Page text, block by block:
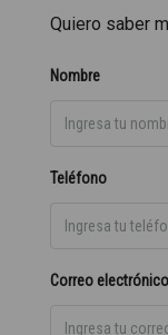
Quiero saber
Nombre
Teléfono
Correo electrónico